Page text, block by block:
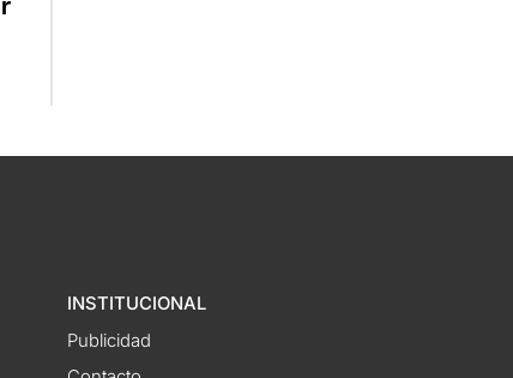
INSTITUCIONAL
Publicidad